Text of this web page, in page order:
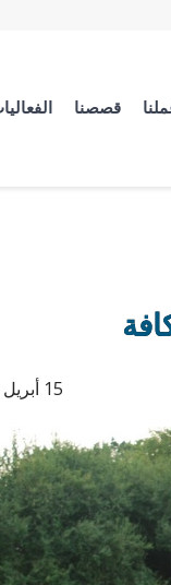
قصصنا
15 أبريل 2020